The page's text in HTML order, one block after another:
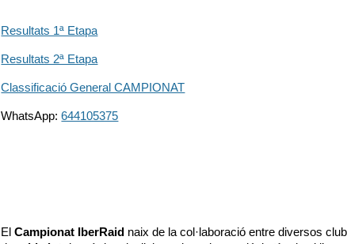
Resultats 1ª Etapa
Resultats 2ª Etapa
Classificació General CAMPIONAT
WhatsApp:644105375
ElCampionat IberRaid naix de la col·laboració entre diversos